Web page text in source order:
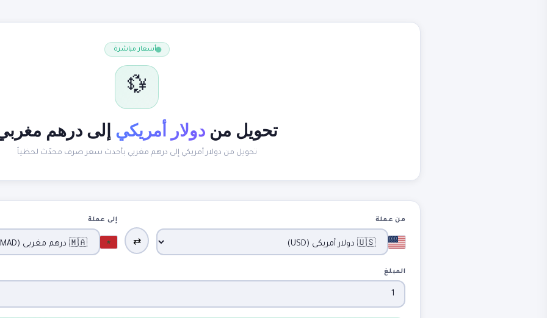
أسعار مباشرة
💱
تحويل من دولار أمريكي إلى درهم
تحويل من دولار أمريكي إلى درهم مغربي بأحدث سعر صرف محدّث لحظياً
من عملة
⇄
إلى عملة
المبلغ